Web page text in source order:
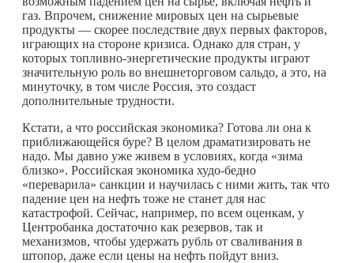
газ. Впрочем, снижение мировых цен на сырьевые
продукты — скорее последствие двух первых факторов,
играющих на стороне кризиса. Однако для стран, у
которых топливно-энергетические продукты играют
значительную роль во внешнеторговом сальдо, а это, на
минуточку, в том числе Россия, это создаст
дополнительные трудности.
Кстати, а что российская экономика? Готова ли она к
приближающейся буре? В целом драматизировать не
надо. Мы давно уже живем в условиях, когда «зима
близко». Российская экономика худо-бедно
«переварила» санкции и научилась с ними жить, так что
падение цен на нефть тоже не станет для нас
катастрофой. Сейчас, например, по всем оценкам, у
Центробанка достаточно как резервов, так и
механизмов, чтобы удержать рубль от сваливания в
штопор, даже если цены на нефть пойдут вниз.